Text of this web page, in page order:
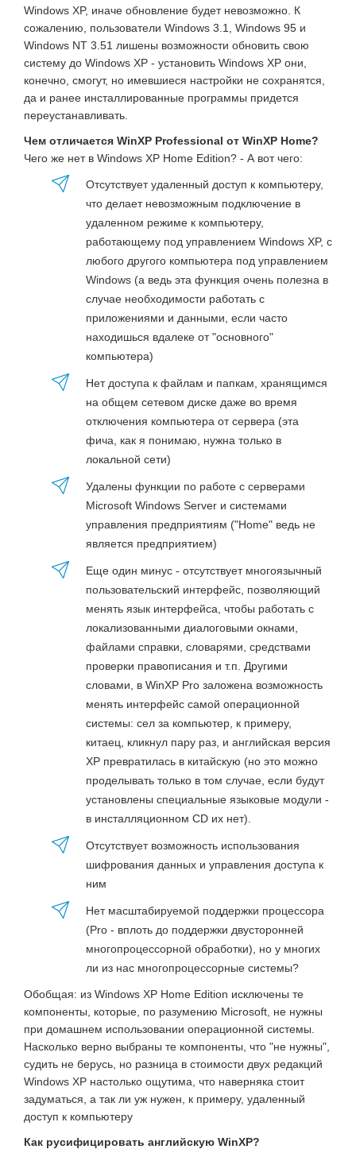
Windows XP, иначе обновление будет невозможно. К
сожалению, пользователи Windows 3.1, Windows 95 и
Windows NT 3.51 лишены возможности обновить свою
систему до Windows XP - установить Windows XP они,
конечно, смогут, но имевшиеся настройки не сохранятся,
да и ранее инсталлированные программы придется
переустанавливать.
Чем отличается WinXP Professional от WinXP Home?
Чего же нет в Windows XP Home Edition? - А вот чего:
Отсутствует удаленный доступ к компьютеру,
что делает невозможным подключение в
удаленном режиме к компьютеру,
работающему под управлением Windows XP, с
любого другого компьютера под управлением
Windows (а ведь эта функция очень полезна в
случае необходимости работать с
приложениями и данными, если часто
находишься вдалеке от "основного"
компьютера)
Нет доступа к файлам и папкам, хранящимся
на общем сетевом диске даже во время
отключения компьютера от сервера (эта
фича, как я понимаю, нужна только в
локальной сети)
Удалены функции по работе с серверами
Microsoft Windows Server и системами
управления предприятиям ("Home" ведь не
является предприятием)
Еще один минус - отсутствует многоязычный
пользовательский интерфейс, позволяющий
менять язык интерфейса, чтобы работать с
локализованными диалоговыми окнами,
файлами справки, словарями, средствами
проверки правописания и т.п. Другими
словами, в WinXP Pro заложена возможность
менять интерфейс самой операционной
системы: сел за компьютер, к примеру,
китаец, кликнул пару раз, и английская версия
XP превратилась в китайскую (но это можно
проделывать только в том случае, если будут
установлены специальные языковые модули -
в инсталляционном CD их нет).
Отсутствует возможность использования
шифрования данных и управления доступа к
ним
Нет масштабируемой поддержки процессора
(Pro - вплоть до поддержки двусторонней
многопроцессорной обработки), но у многих
ли из нас многопроцессорные системы?
Обобщая: из Windows XP Home Edition исключены те
компоненты, которые, по разумению Microsoft, не нужны
при домашнем использовании операционной системы.
Насколько верно выбраны те компоненты, что "не нужны",
судить не берусь, но разница в стоимости двух редакций
Windows XP настолько ощутима, что наверняка стоит
задуматься, а так ли уж нужен, к примеру, удаленный
доступ к компьютеру
Как русифицировать английскую WinXP?